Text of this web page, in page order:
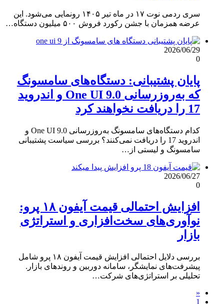
سری ردمی نوت ۱۷ در ماه تیر ۱۴۰۵ رونمایی می‌شود. این
عرضه همزمان با جشن رکورد فروش ۵۰۰ میلیون دستگاه…
2026/06/29
0
پایان پشتیبانی: دستگاه‌های سامسونگ
که به‌روزرسانی One UI 9.0 و اندروید
17 را دریافت نخواهند کرد
کدام دستگاه‌های سامسونگ به‌روزرسانی One UI 9.0 و
اندروید 17 را دریافت نمی‌کنند؟ بررسی سیاست پشتیبانی
سامسونگ و لیستی از…
2026/06/27
0
افزایش احتمالی قیمت آیفون ۱۸ پرو:
نوآوری‌های سخت‌افزاری و استراتژی
بازار
بررسی دلایل احتمالی افزایش قیمت آیفون ۱۸ پرو شامل
پیشرفت‌های نمایشگر، سامانه دوربین و روندهای بازار.
تحلیلی بر استراتژی‌های شرکت…
«
1